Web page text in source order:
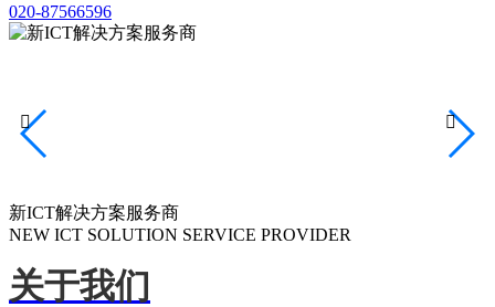
020-87566596
新ICT解决方案服务商
NEW ICT SOLUTION SERVICE PROVIDER
 
关于我们